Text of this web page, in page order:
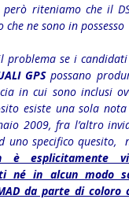
però riteniamo che il
che ne sono in possesso
problema se i
GPSpossano
in cui sono inclusi
esiste una sola
2009, fra l’altro
uno specifico quesito,
è esplicitamente
né in alcun modo
da parte di coloro